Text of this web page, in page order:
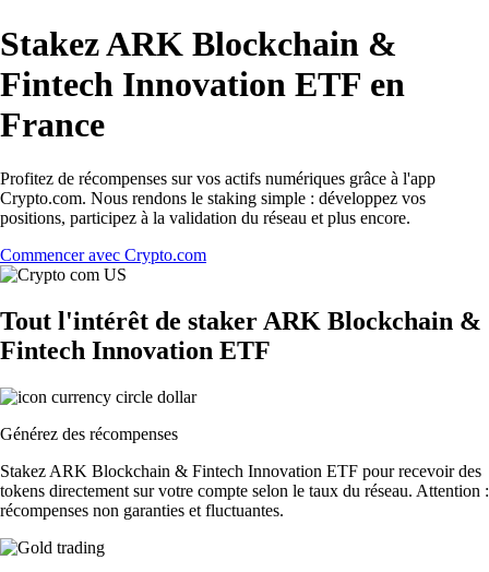
Stakez ARK Blockchain &
Fintech Innovation ETF en
France
Profitez de récompenses sur vos actifs numériques grâce à l'app
Crypto.com. Nous rendons le staking simple : développez vos
positions, participez à la validation du réseau et plus encore.
Commencer avec Crypto.com
Tout l'intérêt de staker ARK Blockchain &
Fintech Innovation ETF
Générez des récompenses
Stakez ARK Blockchain & Fintech Innovation ETF pour recevoir des
tokens directement sur votre compte selon le taux du réseau. Attention :
récompenses non garanties et fluctuantes.